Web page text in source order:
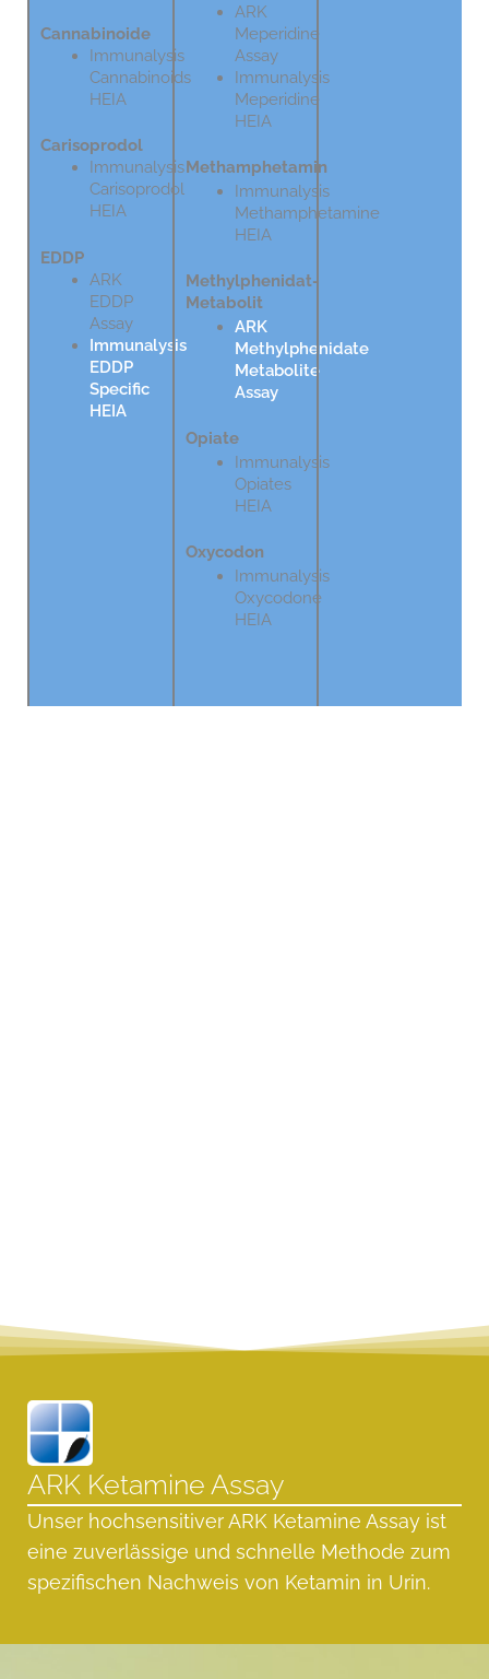
Cannabinoide
Immunalysis
Cannabinoids
HEIA
Carisoprodol
Immunalysis
Carisoprodol
HEIA
EDDP
ARK
EDDP
Assay
Immunalysis
EDDP
Specific
HEIA
ARK
Meperidine
Assay
Immunalysis
Meperidine
HEIA
Methamphetamin
Immunalysis
Methamphetamine
HEIA
Methylphenidat-
Metabolit
ARK
Methylphenidate
Metabolite
Assay
Opiate
Immunalysis
Opiates
HEIA
Oxycodon
Immunalysis
Oxycodone
HEIA
ARK Ketamine Assay
Unser hochsensitiver ARK Ketamine Assay ist
eine zuverlässige und schnelle Methode zum
spezifischen Nachweis von Ketamin in Urin.